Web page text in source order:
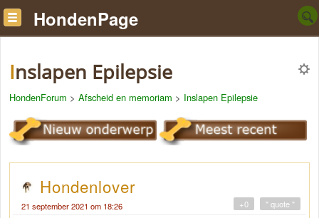
HondenPage
Inslapen Epilepsie
HondenForum > Afscheid en memoriam > Inslapen Epilepsie
Hondenlover
21 september 2021 om 18:26 " quote "
+0